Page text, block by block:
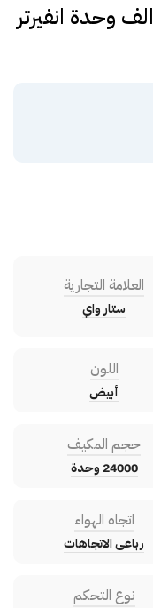
مكيف اسبليت ستار واي 24 الف وحدة انفيرتر
العلامة التجارية
ستار واي
اللون
أبيض
حجم المكيف
24000 وحدة
اتجاه الهواء
رباعى الاتجاهات
نوع التحكم